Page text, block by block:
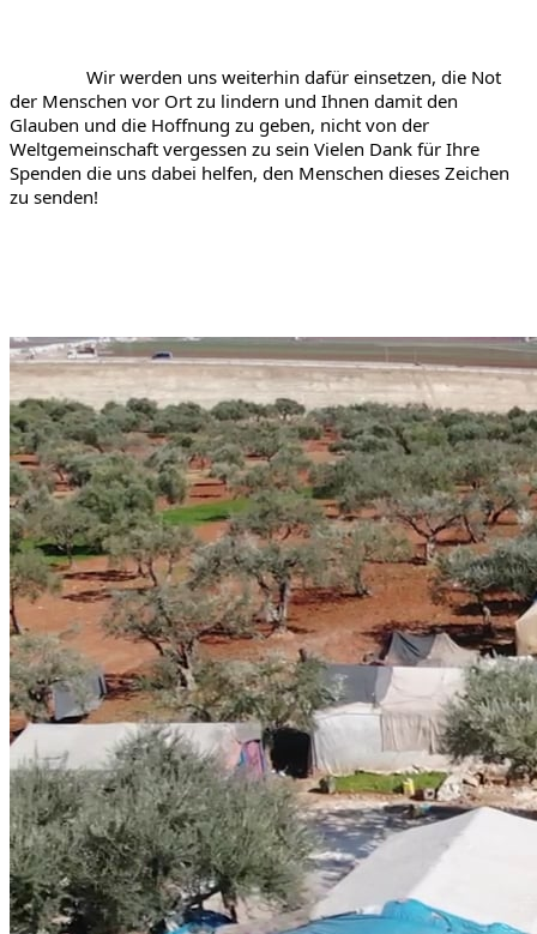
Wir werden uns weiterhin dafür einsetzen, die Not
der Menschen vor Ort zu lindern und Ihnen damit den
Glauben und die Hoffnung zu geben, nicht von der
Weltgemeinschaft vergessen zu sein Vielen Dank für Ihre
Spenden die uns dabei helfen, den Menschen dieses Zeichen
zu senden!